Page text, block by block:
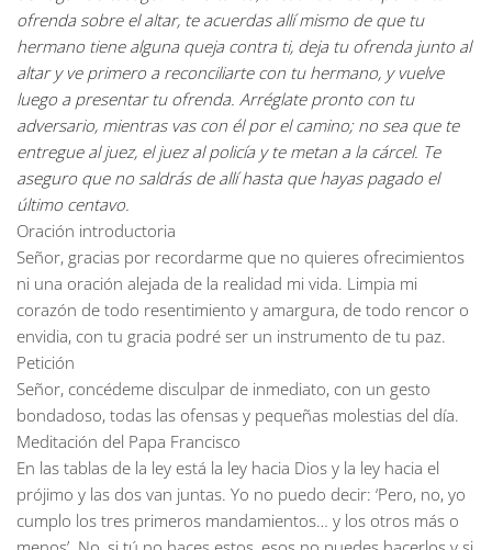
ofrenda sobre el altar, te acuerdas allí mismo de que tu
hermano tiene alguna queja contra ti, deja tu ofrenda junto al
altar y ve primero a reconciliarte con tu hermano, y vuelve
luego a presentar tu ofrenda. Arréglate pronto con tu
adversario, mientras vas con él por el camino; no sea que te
entregue al juez, el juez al policía y te metan a la cárcel. Te
aseguro que no saldrás de allí hasta que hayas pagado el
último centavo.
Oración introductoria
Señor, gracias por recordarme que no quieres ofrecimientos
ni una oración alejada de la realidad mi vida. Limpia mi
corazón de todo resentimiento y amargura, de todo rencor o
envidia, con tu gracia podré ser un instrumento de tu paz.
Petición
Señor, concédeme disculpar de inmediato, con un gesto
bondadoso, todas las ofensas y pequeñas molestias del día.
Meditación del Papa Francisco
En las tablas de la ley está la ley hacia Dios y la ley hacia el
prójimo y las dos van juntas. Yo no puedo decir: ‘Pero, no, yo
cumplo los tres primeros mandamientos… y los otros más o